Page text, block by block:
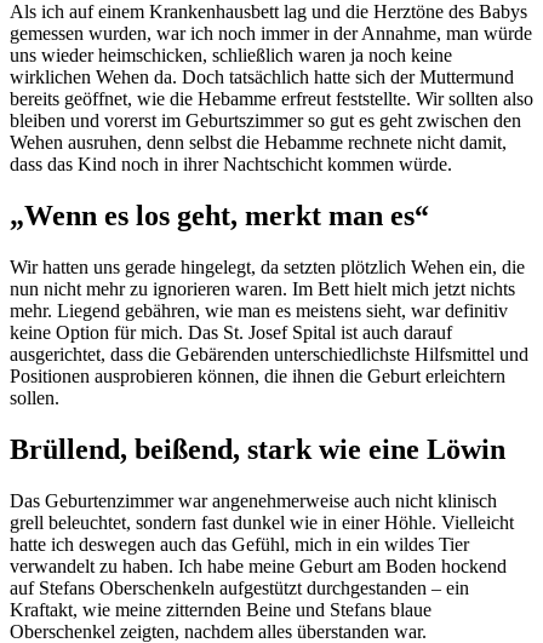
Als ich auf einem Krankenhausbett lag und die Herztöne des Babys
gemessen wurden, war ich noch immer in der Annahme, man würde
uns wieder heimschicken, schließlich waren ja noch keine
wirklichen Wehen da. Doch tatsächlich hatte sich der Muttermund
bereits geöffnet, wie die Hebamme erfreut feststellte. Wir sollten also
bleiben und vorerst im Geburtszimmer so gut es geht zwischen den
Wehen ausruhen, denn selbst die Hebamme rechnete nicht damit,
dass das Kind noch in ihrer Nachtschicht kommen würde.
„Wenn es los geht, merkt man es“
Wir hatten uns gerade hingelegt, da setzten plötzlich Wehen ein, die
nun nicht mehr zu ignorieren waren. Im Bett hielt mich jetzt nichts
mehr. Liegend gebähren, wie man es meistens sieht, war definitiv
keine Option für mich. Das St. Josef Spital ist auch darauf
ausgerichtet, dass die Gebärenden unterschiedlichste Hilfsmittel und
Positionen ausprobieren können, die ihnen die Geburt erleichtern
sollen.
Brüllend, beißend, stark wie eine Löwin
Das Geburtenzimmer war angenehmerweise auch nicht klinisch
grell beleuchtet, sondern fast dunkel wie in einer Höhle. Vielleicht
hatte ich deswegen auch das Gefühl, mich in ein wildes Tier
verwandelt zu haben. Ich habe meine Geburt am Boden hockend
auf Stefans Oberschenkeln aufgestützt durchgestanden – ein
Kraftakt, wie meine zitternden Beine und Stefans blaue
Oberschenkel zeigten, nachdem alles überstanden war.